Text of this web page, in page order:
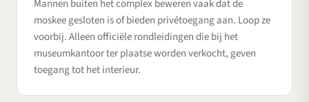
Mannen buiten het complex beweren vaak dat de
moskee gesloten is of bieden privétoegang aan. Loop ze
voorbij. Alleen officiële rondleidingen die bij het
museumkantoor ter plaatse worden verkocht, geven
toegang tot het interieur.